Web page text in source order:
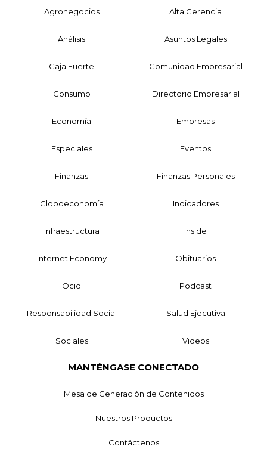
Agronegocios Alta Gerencia
Análisis Asuntos Legales
Caja Fuerte Comunidad Empresarial
Consumo Directorio Empresarial
Economía Empresas
Especiales Eventos
Finanzas Finanzas Personales
Globoeconomía Indicadores
Infraestructura Inside
Internet Economy Obituarios
Ocio Podcast
Responsabilidad Social Salud Ejecutiva
Sociales Videos
MANTÉNGASE CONECTADO
Mesa de Generación de Contenidos
Nuestros Productos
Contáctenos